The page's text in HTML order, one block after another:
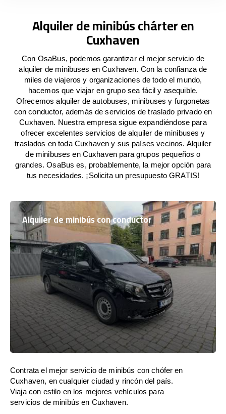
Alquiler de minibús chárter en
Cuxhaven
Con OsaBus, podemos garantizar el mejor servicio de
alquiler de minibuses en Cuxhaven. Con la confianza de
miles de viajeros y organizaciones de todo el mundo,
hacemos que viajar en grupo sea fácil y asequible.
Ofrecemos alquiler de autobuses, minibuses y furgonetas
con conductor, además de servicios de traslado privado en
Cuxhaven. Nuestra empresa sigue expandiéndose para
ofrecer excelentes servicios de alquiler de minibuses y
traslados en toda Cuxhaven y sus países vecinos. Alquiler
de minibuses en Cuxhaven para grupos pequeños o
grandes. OsaBus es, probablemente, la mejor opción para
tus necesidades. ¡Solicita un presupuesto GRATIS!
Alquiler de minibús con conductor
Contrata el mejor servicio de minibús con chófer en
Cuxhaven, en cualquier ciudad y rincón del país.
Viaja con estilo en los mejores vehículos para
servicios de minibús en Cuxhaven.